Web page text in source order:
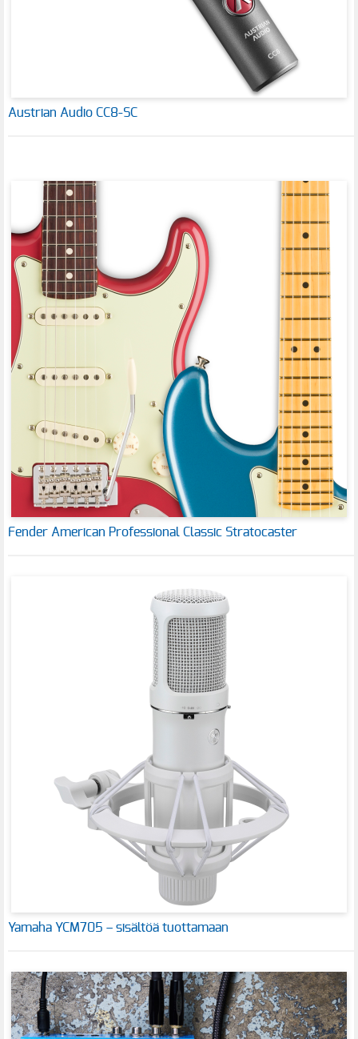
Austrian Audio CC8-SC
Fender American Professional Classic Stratocaster
Yamaha YCM705 – sisältöä tuottamaan